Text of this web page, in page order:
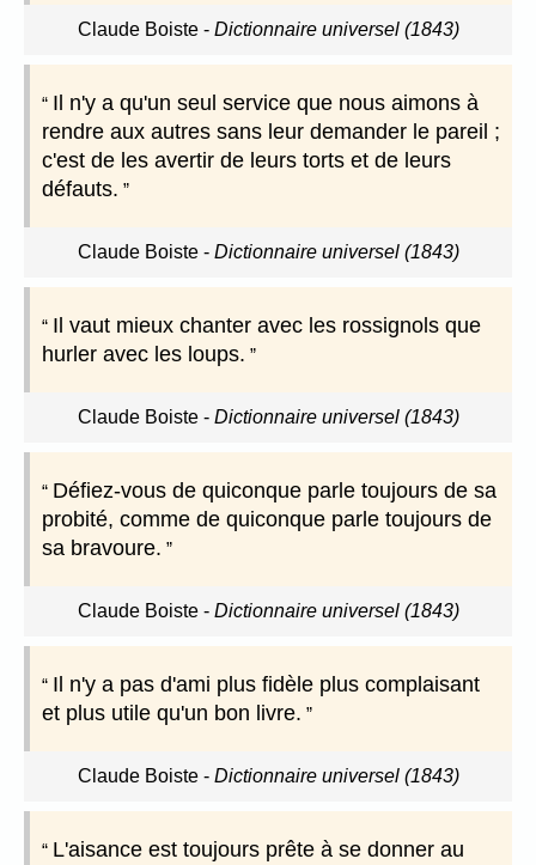
Claude Boiste- Dictionnaire universel (1843)
Il n'y a qu'un seul service que nous aimons à
rendre aux autres sans leur demander le pareil ;
c'est de les avertir de leurs torts et de leurs
défauts.
Claude Boiste- Dictionnaire universel (1843)
Il vaut mieux chanter avec les rossignols que
hurler avec les loups.
Claude Boiste- Dictionnaire universel (1843)
Défiez-vous de quiconque parle toujours de sa
probité, comme de quiconque parle toujours de
sa bravoure.
Claude Boiste- Dictionnaire universel (1843)
Il n'y a pas d'ami plus fidèle plus complaisant
et plus utile qu'un bon livre.
Claude Boiste- Dictionnaire universel (1843)
L'aisance est toujours prête à se donner au